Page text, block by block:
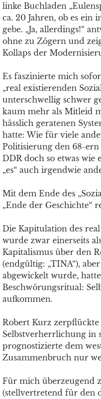
linke Buchladen
ca. 20 Jahren, ob es ein
gebe. „Ja, allerdings!“
ohne zu Zögern und
Kollaps der
Es faszinierte mich
„real existierenden
unterschwellig schwer
kaum mehr als Mitleid
hässlich geratenen
hatte: Wie für viele
Politisierung den 68-
DDR doch so etwas wie
„es“ auch irgendwie
Mit dem Ende des
„Ende der Geschichte“
Die Kapitulation des
wurde zwar einerseits
Kapitalismus über den
(endgültig: „TINA“),
abgewickelt wurde,
Beschwörungsritual:
aufkommen.
Robert Kurz zerpflückte
Selbstverherrlichung in
prognostizierte dem
Zusammenbruch nur
Für mich überzeugend
(stellvertretend für den